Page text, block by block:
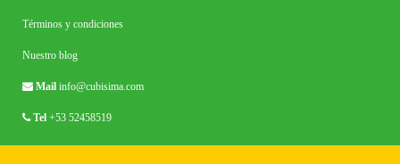
Términos y condiciones
Nuestro blog
Mail info@cubisima.com
Tel +53 52458519